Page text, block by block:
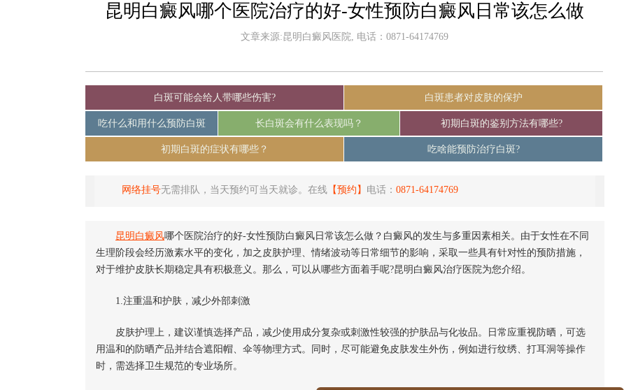
昆明白癜风哪个医院治疗的好-女性预防白癜风日常该怎么做
文章来源:昆明白癜风医院, 电话：0871-64174769
白斑可能会给人带哪些伤害? 白斑患者对皮肤的保护
吃什么和用什么预防白斑 长白斑会有什么表现吗？ 初期白斑的鉴别方法有哪些?
初期白斑的症状有哪些？ 吃啥能预防治疗白斑?
网络挂号无需排队，当天预约可当天就诊。在线 【预约】 电话： 0871-64174769
昆明 白癜风哪个医院治疗的好-女性预防白癜风日常该怎么做？白癜风的发生与多重因素相关。由于女性在不同
生理阶段会经历激素水平的变化，加之皮肤护理、情绪波动等日常细节的影响，采取一些具有针对性的预防措施，
对于维护皮肤长期稳定具有积极意义。那么，可以从哪些方面着手呢?昆明白癜风治疗医院为您介绍。
1.注重温和护肤，减少外部刺激
皮肤护理上，建议谨慎选择产品，减少使用成分复杂或刺激性较强的护肤品与化妆品。日常应重视防晒，可选
用温和的防晒产品并结合遮阳帽、伞等物理方式。同时，尽可能避免皮肤发生外伤，例如进行纹绣、打耳洞等操作
时，需选择卫生规范的专业场所。